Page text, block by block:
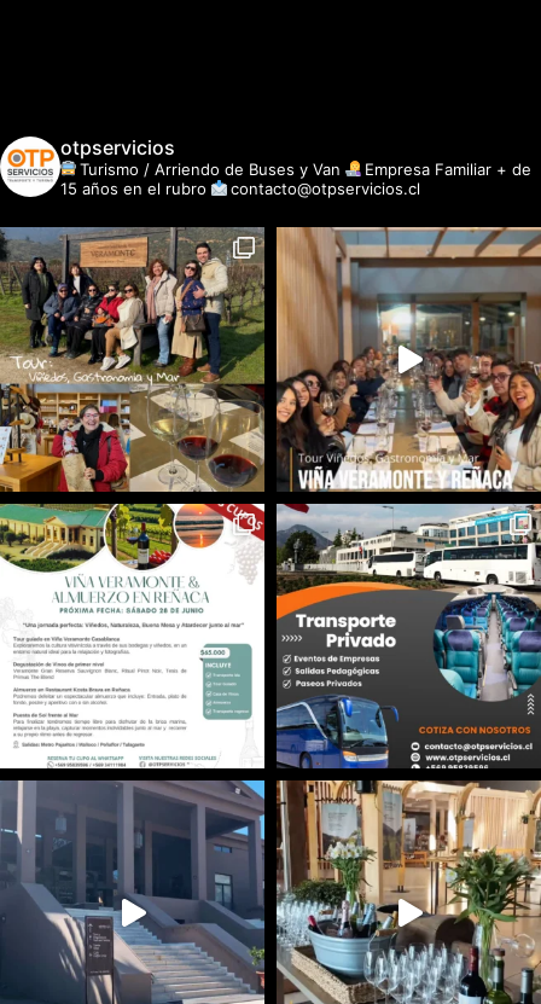
otpservicios
Turismo / Arriendo de Buses y Van
Empresa Familiar + de
15 años en el rubro
contacto@otpservicios.cl